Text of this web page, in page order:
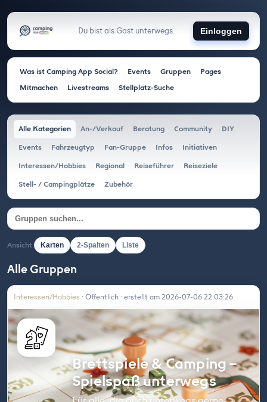
Du bist als Gast unterwegs. Einloggen
Was ist Camping App Social? Events Gruppen
Pages
Mitmachen
Livestreams Stellplatz-Suche
Alle Kategorien An-/Verkauf Beratung Community DIY
Events Fahrzeugtyp Fan-Gruppe Infos Initiativen
Interessen/Hobbies Regional Reiseführer Reiseziele
Stell- / Campingplätze Zubehör
Ansicht: Karten 2-Spalten Liste
Alle Gruppen
Interessen/Hobbies · Öffentlich · erstellt am 2026-07-06 22:03:26
Brettspiele & Camping –
Spielspaß unterwegs